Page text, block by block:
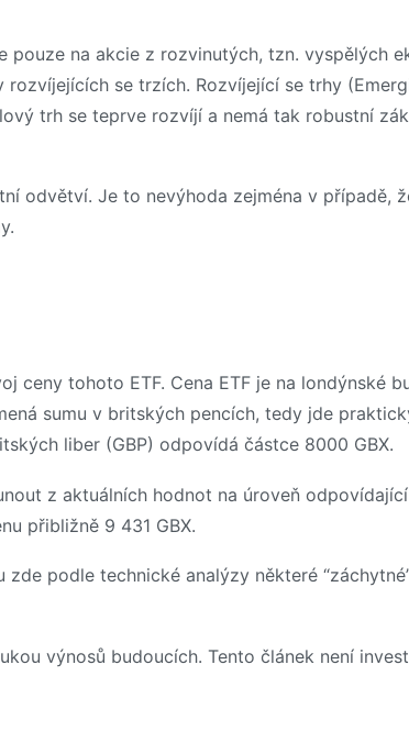
pouze na akcie z rozvinutých, tzn. vyspělých
se trzích. Rozvíjející se trhy
trh se teprve rozvíjí a nemá tak robustní
odvětví. Je to nevýhoda zejména v případě,
tohoto ETF. Cena ETF je na londýnské
sumu v britských pencích, tedy jde
liber (GBP) odpovídá částce 8000 GBX.
z aktuálních hodnot na úroveň
přibližně 9 431 GBX.
podle technické analýzy některé
výnosů budoucích. Tento článek není